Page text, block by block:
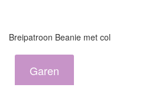
Breipatroon Beanie met col
Garen